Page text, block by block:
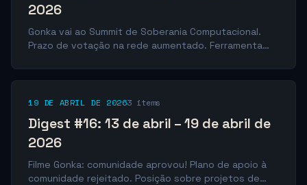
2026
Gonka vai ao Summit de Soberania Computacional.
Prazo de votação na rede aumentado. Ferramenta
Proposta para plataforma de monitoramento de nós
19 DE ABRIL DE 20263 items
Digest #16: 13 de abril – 19 de abril de
2026
Filme Gonka: comunidade aprovou! Plano de apoio à
comunidade rejeitado. Posição sobre projetos de